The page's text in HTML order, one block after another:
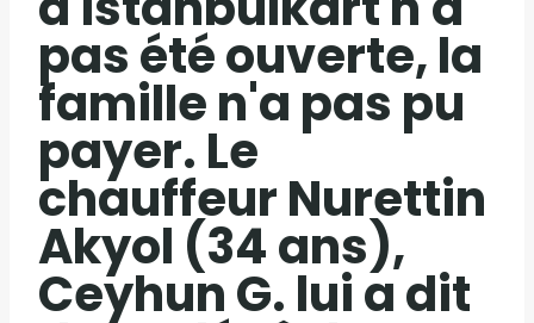
pas été ouverte, la
famille n'a pas pu
payer. Le
chauffeur Nurettin
Akyol (34 ans),
Ceyhun G. lui a dit